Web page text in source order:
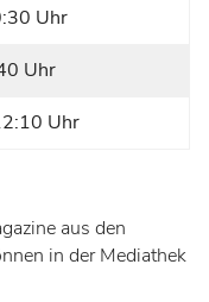
Uhr
Uhr
Uhr
aus den
in der Mediathek